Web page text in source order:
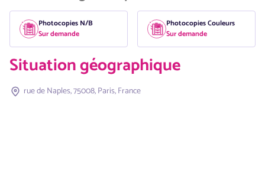
Photocopies N/B
Sur demande
Photocopies Couleurs
Sur demande
Situation géographique
rue de Naples, 75008, Paris, France